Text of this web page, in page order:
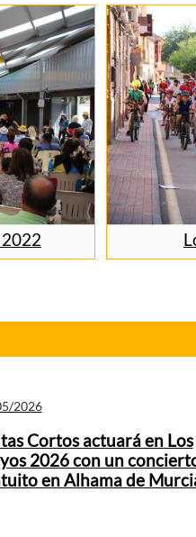
2026
Cortos actuará en Los
2026 con un
en Alhama de